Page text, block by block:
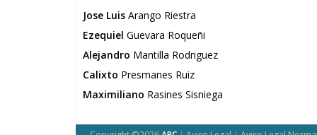
Jose Luis Arango Riestra
Ezequiel Guevara Roqueñi
Alejandro Mantilla Rodriguez
Calixto Presmanes Ruiz
Maximiliano Rasines Sisniega